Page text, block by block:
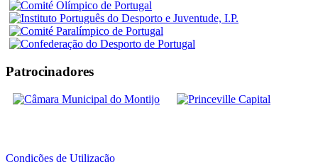
Patrocinadores
Condições de Utilização